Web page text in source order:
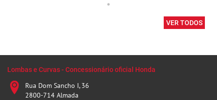
VER TODOS
Lombas e Curvas - Concessionário oficial Honda
Rua Dom Sancho I, 36
2800-714 Almada